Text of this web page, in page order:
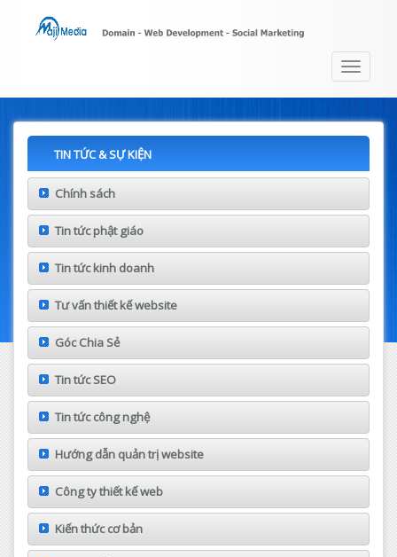
Toggle
TIN TỨC & SỰ KIỆN
Chính sách
Tin tức phật giáo
Tin tức kinh doanh
Tư vấn thiết kế website
Góc Chia Sẻ
Tin tức SEO
Tin tức công nghệ
Hướng dẫn quản trị website
Công ty thiết kế web
Kiến thức cơ bản